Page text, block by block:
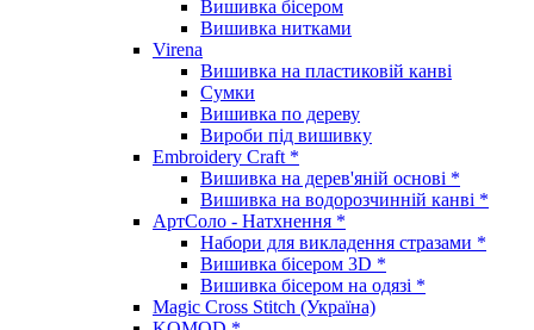
Вишивка бісером
Вишивка нитками
Virena
Вишивка на пластиковій канві
Сумки
Вишивка по дереву
Вироби під вишивку
Embroidery Craft *
Вишивка на дерев'яній основі *
Вишивка на водорозчинній канві *
АртСоло - Натхнення *
Набори для викладення стразами *
Вишивка бісером 3D *
Вишивка бісером на одязі *
Magic Cross Stitch (Україна)